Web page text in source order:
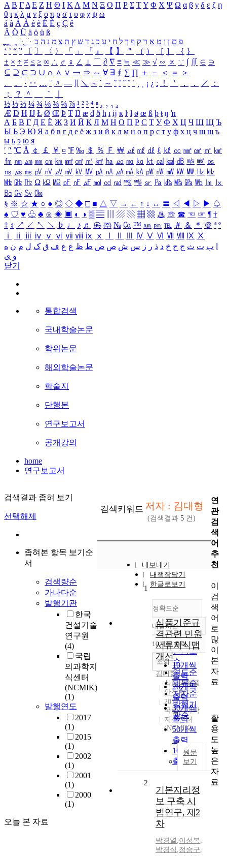
Α Β ΓΔ Ε Ζ Η Θ Ι ΚΛ Μ Ν Ξ Ο Π Ρ Σ ΤΥ Φ Χ Ψ Ω α β γ δ ε ζ η
θ ι κ λ μ ν ξ ο π ρ σ τ υ φ χ ψ ω
á à Á À é è É È ç Ç ê
Ä Ö Ü ä ö ü ß
ִֶֹ ֻּ ׁׂ פ ם ן ו ט א ר ק ף ך ל ח י ע כ ג ד ש ץ ת צ מ נ ה ב
‘ ’ “ ” 〔 〕 〈 〉 「 」 『 』 【 】 ＂ （ ） ［ ］ ｛ ｝
± × ÷ ≠ ≤ ≥ ∞ ∴ ♂ ♀ ∠ ⊥ ⌒ ∂ ∇ ≡ ≒ ≪ ≫ √ ∽ ∝ ∵ ∫ ∬ ∈ ∋
⊆ ⊇ ⊂ ⊃ ∪ ∩ ∧ ∨ ￢ ⇒ ⇔ ∀ ∃ ∮ ∑ ∏ ＋ － ＜ ＝
＞
、
。 · ‥ … ¨ 〃 ― ＼ ∼ ´ ～ ˇ ˘ ˝ ˚ ˙ ¸ ¡ ¿ ː ！ ＇ ， ． ／
：
；
？ ＾ ｀
½ ⅓ ⅔ ¼ ¾ ⅛ ⅜ ⅝ ⅞ ¹ ² ³ ⁴ ⁿ ₁ ₂ ₃ ₄
Æ Ð Ħ Ĳ Ł Ø Œ Þ Ŧ Ŋ æ đ ð ħ ı ĳ ĸ ŀ ł ø œ ß þ ŧ ŋ ŉ
А Б В Г Д Е Ё Ж З И Й К Л М Н О П Р С Т У Ф Х Ц Ч Ш Щ Ъ
Ы Ь Э Ю Я а б в г д е ё ж з и й к л м н о п р с т у ф х ц ч ш щ ъ
ы ь э ю я
′ ″ ℃ Å ￠ ￡ ￥ ¤ ℉ ‰ ＄ ％ Ｆ ￦ ㎕ ㎖ ㎗ ℓ ㎘ ㏄ ㎣ ㎤ ㎥ ㎦
㎙ ㎚ ㎛ ㎜ ㎝ ㎞ ㎟ ㎠ ㎡ ㎢ ㏊ ㎍ ㎎ ㎏ ㏏ ㎈ ㎉ ㏈ ㎧ ㎨ ㎰
㎱ ㎲ ㎳ ㎴ ㎵ ㎶ ㎷ ㎸ ㎹ ㎀ ㎁ ㎂ ㎃ ㎄ ㎺ ㎻ ㎽ ㎾ ㎿ ㎐ ㎑
㎒ ㎓ ㎔ Ω ㏀ ㏁ ㎊ ㎋ ㎌ ㏖ ㏅ ㎭ ㎮ ㎯ ㏛ ㎩ ㎪ ㎫ ㎬ ㏝ ㏐
㏓
㏃ ㏉ ㏜ ㏆
§ ※ ☆ ★ ○ ● ◎ ◇ ◆ □ ■ △ ▽ → ← ↑ ↓ ↔ 〓 ◁ ◀ ▷ ▶ ♤
♠ ♡ ♥ ♧ ♣ ⊙ ◈ ▣ ◐ ◑ ▒ ▤ ▨ ▧ ▦ ▩ ♨ ☏ ☎ ☜ ☞ ¶ †
‡ ↕ ↗ ↙ ↖ ↘ ♭ ♩ ♪ ♬ ㉿ ㈜ № ㏇ ™ ㏂ ㏘ ℡ ＃ ＆ ＊ ＠ ª º
ⅰ
ⅱ ⅲ ⅳ ⅴ ⅵ ⅶ ⅷ ⅸ ⅹ Ⅳ Ⅴ Ⅵ Ⅶ Ⅷ Ⅸ Ⅹ
ب ت ث ج ح خ د ذ ر ز س ش ص ض ط ظ ع غ ف ق ک ل م ن ه
و ی
닫기
통합검색
국내학술논문
학위논문
해외학술논문
학술지
단행본
연구보고서
공개강의
home
연구보고서
검색결과 좁혀 보기
선택해제
좁혀본 항목 보기순
서
검색량순
가나다순
발행기관
한국
건설기술
연구원
(4)
국립
의과학지
식센터
(NCMIK)
(1)
발행연도
2017
(1)
2015
(1)
2002
(1)
2001
(1)
2000
(1)
오늘 본 자료
검색키워드 저자 : 김대형
(검색결과 5 건)
내보내기
내책장담기
한글로보기
정확도순
정확도
순
인기도
순
연도순
제목순
저자순
발행기
관순
내림차순
내림차순
10개씩 출력
10개씩
출력
20개씩
출력
30개씩
출력
50개씩
출력
100개씩
출력
조회
1
식품기준규
격관련 민원
서류지식맵
개선
김대형
식품의약품
안전처
2015
국립의과학
지식센터
(NCMIK)
원문
보기
2
기본지리정
보 구축 시
범연구, 제2
차
박경열 ,이성복,
박경식 ,정승구,
연
관
검
색
어
추
천
이
검
색
어
로
많
이
본
자
료
활
용
도
높
은
자
료